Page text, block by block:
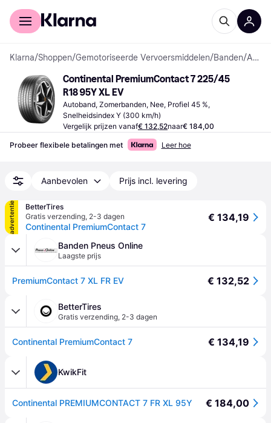
Voor shoppers
Klarna/Shoppen/Gemotoriseerde Vervoersmiddelen/Banden/ Autobanden
Continental PremiumContact 7 225/45
R18 95Y XL EV
Autoband, Zomerbanden, Nee, Profiel 45 %,
Snelheidsindex Y (300 km/h)
Vergelijk prijzen vanaf€ 132,52naar€ 184,00
Probeer flexibele betalingen met Leer hoe
Aanbevolen Prijs incl. levering
advertentie
BetterTires
Gratis verzending, 2-3 dagen
Continental PremiumContact 7
€ 134,19
Banden Pneus Online
Laagste prijs
PremiumContact 7 XL FR EV € 132,52
BetterTires
Gratis verzending, 2-3 dagen
Continental PremiumContact 7 € 134,19
KwikFit
Continental PREMIUMCONTACT 7 FR XL 95Y € 184,00